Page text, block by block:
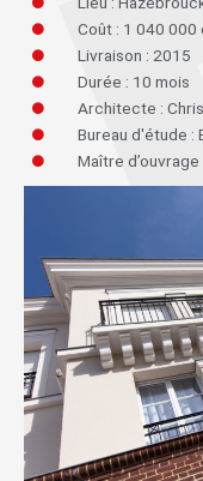
Coût : 1 040 000
Livraison : 2015
Durée : 10 mois
Architecte :
Bureau d'étude :
Maître